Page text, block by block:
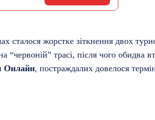
сталося жорстке зіткнення двох
“червоній” трасі, після чого обидва
Онлайн, постраждалих довелося